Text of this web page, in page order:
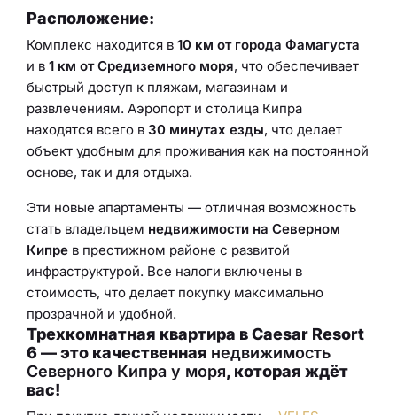
Расположение:
Комплекс находится в 10 км от города Фамагуста
и в 1 км от Средиземного моря, что обеспечивает
быстрый доступ к пляжам, магазинам и
развлечениям. Аэропорт и столица Кипра
находятся всего в 30 минутах езды, что делает
объект удобным для проживания как на постоянной
основе, так и для отдыха.
Эти новые апартаменты — отличная возможность
стать владельцем недвижимости на Северном
Кипре в престижном районе с развитой
инфраструктурой. Все налоги включены в
стоимость, что делает покупку максимально
прозрачной и удобной.
Трехкомнатная квартира в Caesar Resort
6 — это качественная недвижимость
Северного Кипра у моря, которая ждёт
вас!